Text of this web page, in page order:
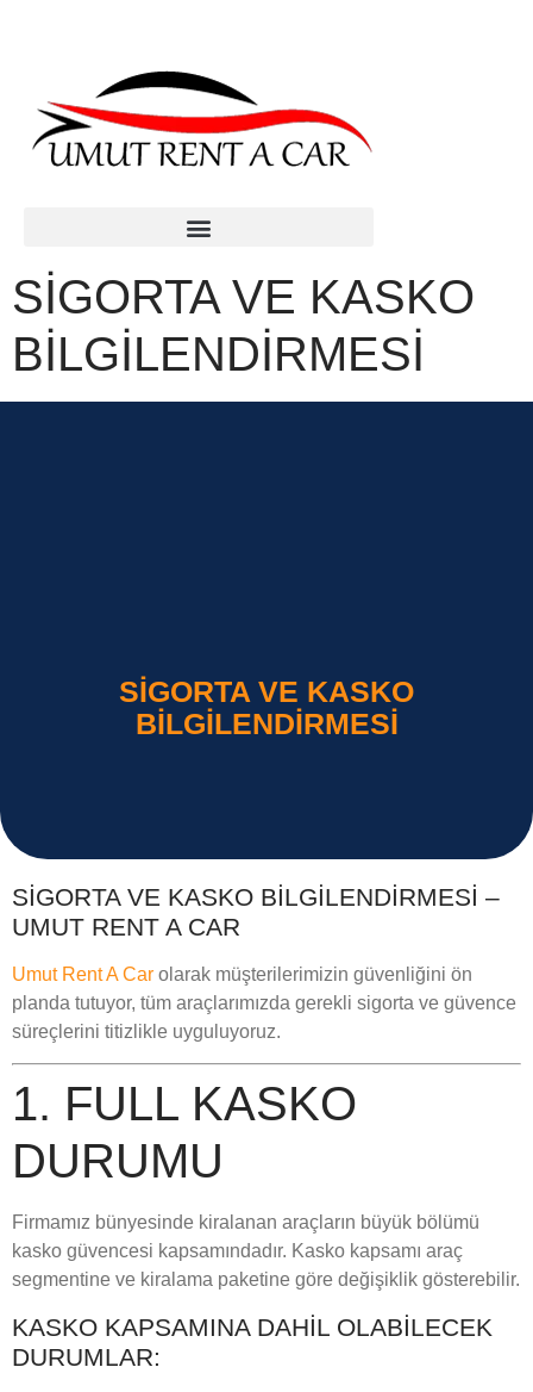
SIGORTA VE KASKO
BILGILENDIRMESI
SIGORTA VE KASKO
BILGILENDIRMESI
SIGORTA VE KASKO BILGILENDIRMESI –
UMUT RENT A CAR
Umut Rent A Car olarak müşterilerimizin güvenliğini ön
planda tutuyor, tüm araçlarımızda gerekli sigorta ve güvence
süreçlerini titizlikle uyguluyoruz.
1. FULL KASKO
DURUMU
Firmamız bünyesinde kiralanan araçların büyük bölümü
kasko güvencesi kapsamındadır. Kasko kapsamı araç
segmentine ve kiralama paketine göre değişiklik gösterebilir.
KASKO KAPSAMINA DAHIL OLABILECEK
DURUMLAR: